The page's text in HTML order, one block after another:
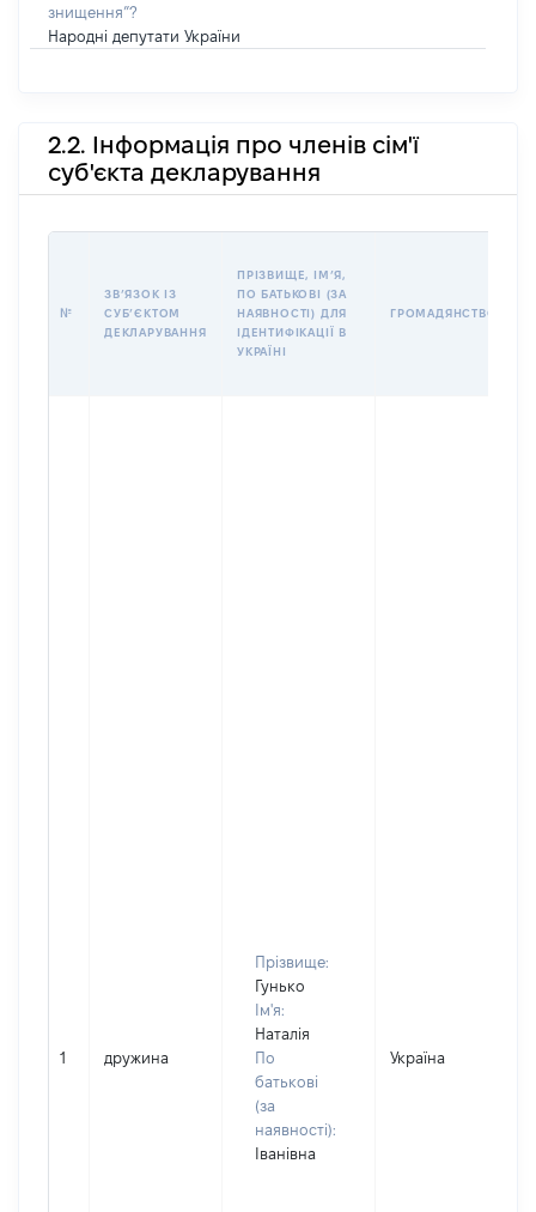
знищення”?
Народні депутати України
2.2. Інформація про членів сім'ї
суб'єкта декларування
№
ЗВʼЯЗОК ІЗ
СУБʼЄКТОМ
ДЕКЛАРУВАННЯ
ПРІЗВИЩЕ, ІМʼЯ,
ПО БАТЬКОВІ (ЗА
НАЯВНОСТІ) ДЛЯ
ІДЕНТИФІКАЦІЇ В
УКРАЇНІ
ГРОМАДЯНСТВО
1 дружина
Прізвище:
Гунько
Ім'я:
Наталія
По
батькові
(за
наявності):
Іванівна
Україна